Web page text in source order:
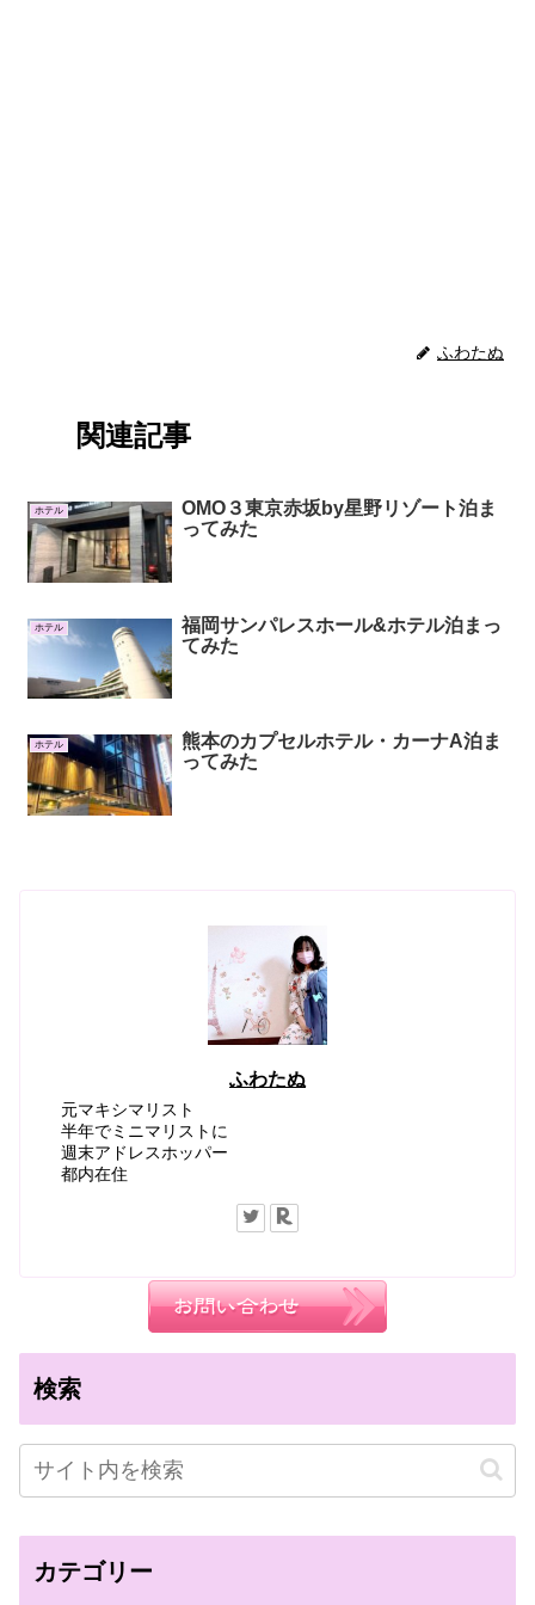
ふわたぬ
関連記事
ホテル
OMO３東京赤坂by星野リゾート泊ま
ってみた
ホテル
福岡サンパレスホール&ホテル泊まっ
てみた
ホテル
熊本のカプセルホテル・カーナA泊ま
ってみた
ふわたぬ
元マキシマリスト
半年でミニマリストに
週末アドレスホッパー
都内在住
検索
カテゴリー